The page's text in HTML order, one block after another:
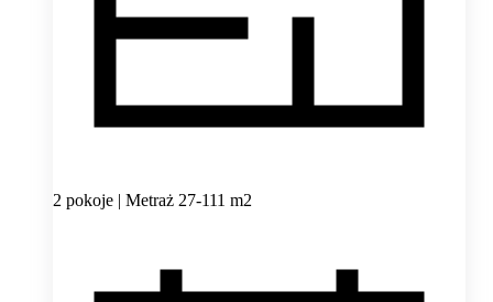
2 pokoje | Metraż 27-111 m2